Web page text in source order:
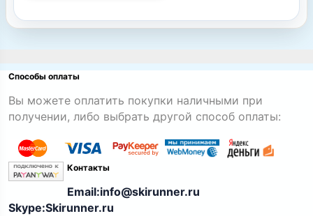
Способы оплаты
Вы можете оплатить покупки наличными при
получении, либо выбрать другой способ оплаты:
Контакты
Email:info@skirunner.ru
Skype:Skirunner.ru